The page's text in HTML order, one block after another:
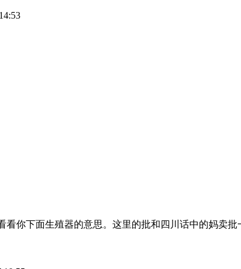
看你下面生殖器的意思。这里的批和四川话中的妈卖